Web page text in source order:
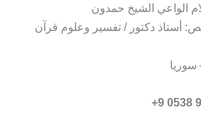
الواعي الشيخ حمدون
أستاذ دكتور / تفسير وعلوم قرآن